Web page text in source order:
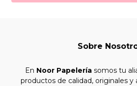
Sobre
En Noor Papeleríasomos tu
productos de calidad, originales y